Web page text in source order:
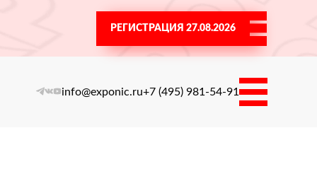
РЕГИСТРАЦИЯ 27.08.2026
info@exponic.ru+7 (495) 981-54-91